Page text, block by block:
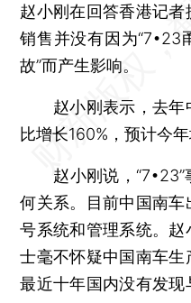
赵小刚在回答香港记
销售并没有因为“7•23
故”而产生影响。
赵小刚表示，去年
比增长160%，预计今
赵小刚说，“7•23”
何关系。目前中国南
号系统和管理系统。赵
士毫不怀疑中国南车生
最近十年国内没有发